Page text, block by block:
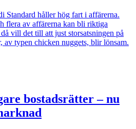
Standard håller hög fart i affärerna.
flera av affärerna kan bli riktiga
vill det till att just storsatsningen på
av typen chicken nuggets, blir lönsam.
bostadsrätter – nu